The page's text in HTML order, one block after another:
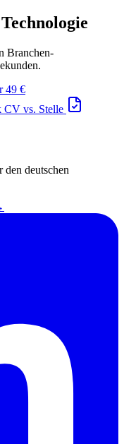
Branchen-
49 €
CV vs. Stelle
den deutschen